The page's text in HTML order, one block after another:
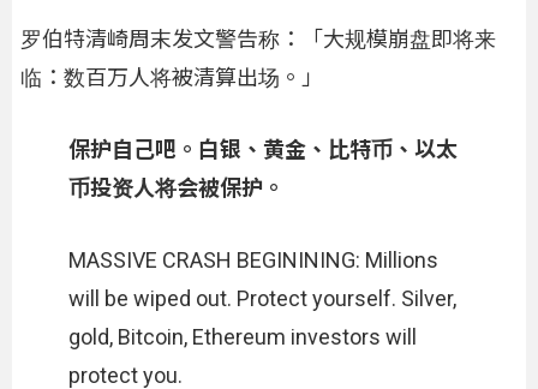
罗伯特清崎周末发文警告称：「大规模崩盘即将来
临：数百万人将被清算出场。」
保护自己吧。白银、黄金、比特币、以太
币投资人将会被保护。
MASSIVE CRASH BEGININING: Millions
will be wiped out. Protect yourself. Silver,
gold, Bitcoin, Ethereum investors will
protect you.